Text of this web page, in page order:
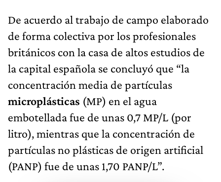
De acuerdo al trabajo de campo elaborado
de forma colectiva por los profesionales
británicos con la casa de altos estudios de
la capital española se concluyó que “la
concentración media de partículas
microplásticas (MP) en el agua
embotellada fue de unas 0,7 MP/L (por
litro), mientras que la concentración de
partículas no plásticas de origen artificial
(PANP) fue de unas 1,70 PANP/L”.